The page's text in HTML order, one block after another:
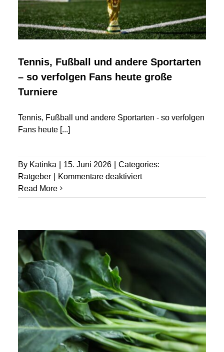
Tennis, Fußball und andere Sportarten
– so verfolgen Fans heute große
Turniere
Tennis, Fußball und andere Sportarten - so verfolgen
Fans heute[...]
By Katinka 15. Juni 2026
Categories:
Ratgeber
Kommentare deaktiviertfür
Fußball
Sportarten
heute
große
Turniere
Read More